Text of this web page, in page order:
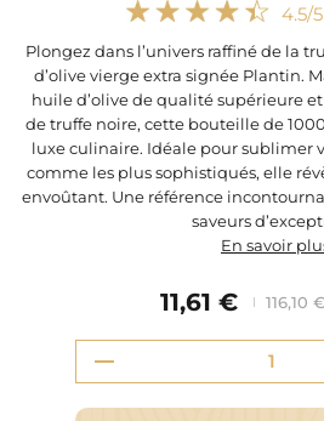
4.5/5
Plongez dans l’univers raffiné de la
d’olive vierge extra signée Plantin.
huile d’olive de qualité supérieure
de truffe noire, cette bouteille de
luxe culinaire. Idéale pour sublimer
comme les plus sophistiqués, elle
envoûtant. Une référence
saveurs
En savoir
11,61 € 116,10